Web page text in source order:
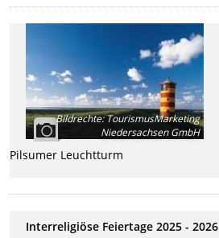
Bildrechte:TourismusMarketing
Niedersachsen GmbH
Pilsumer Leuchtturm
Interreligiöse Feiertage 2025 - 2026